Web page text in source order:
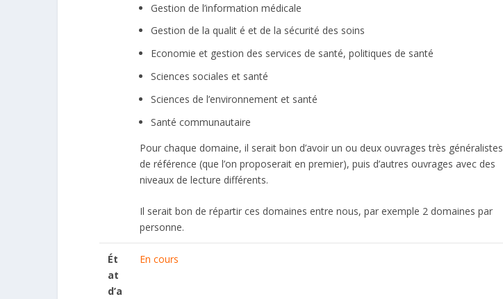
Gestion de l’information médicale
Gestion de la qualit é et de la sécurité des soins
Economie et gestion des services de santé, politiques de santé
Sciences sociales et santé
Sciences de l’environnement et santé
Santé communautaire
Pour chaque domaine, il serait bon d’avoir un ou deux ouvrages très généralistes
de référence (que l’on proposerait en premier), puis d’autres ouvrages avec des
niveaux de lecture différents.
Il serait bon de répartir ces domaines entre nous, par exemple 2 domaines par
personne.
Ét
at
d’a
En cours